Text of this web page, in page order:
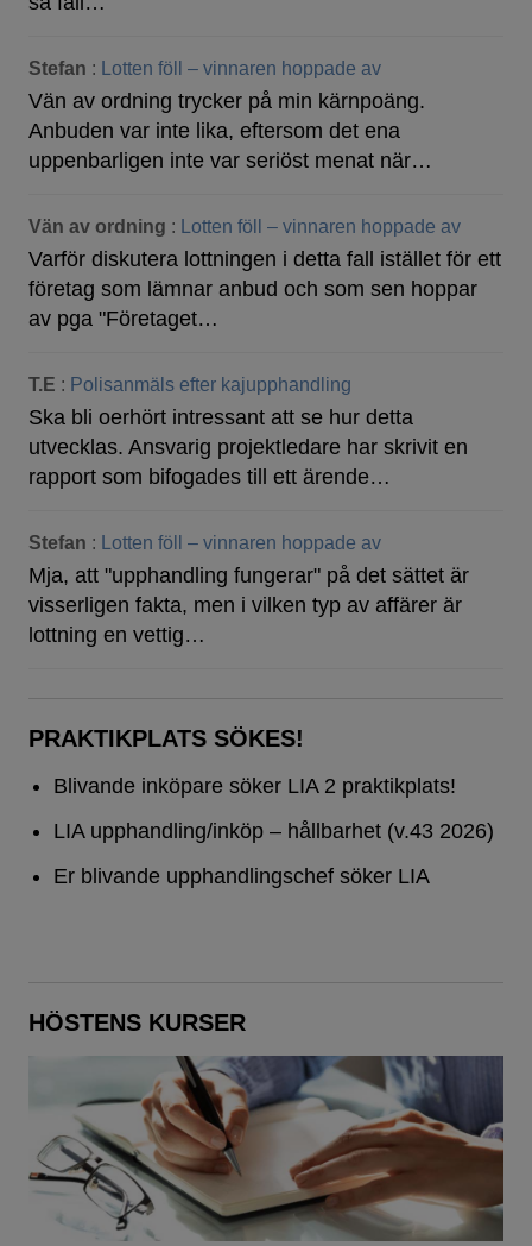
Stefan : Lotten föll – vinnaren hoppade av
Vän av ordning trycker på min kärnpoäng.
Anbuden var inte lika, eftersom det ena
uppenbarligen inte var seriöst menat när…
Vän av ordning : Lotten föll – vinnaren hoppade av
Varför diskutera lottningen i detta fall istället för ett
företag som lämnar anbud och som sen hoppar
av pga "Företaget…
T.E : Polisanmäls efter kajupphandling
Ska bli oerhört intressant att se hur detta
utvecklas. Ansvarig projektledare har skrivit en
rapport som bifogades till ett ärende…
Stefan : Lotten föll – vinnaren hoppade av
Mja, att "upphandling fungerar" på det sättet är
visserligen fakta, men i vilken typ av affärer är
lottning en vettig…
PRAKTIKPLATS SÖKES!
Blivande inköpare söker LIA 2 praktikplats!
LIA upphandling/inköp – hållbarhet (v.43 2026)
Er blivande upphandlingschef söker LIA
HÖSTENS KURSER